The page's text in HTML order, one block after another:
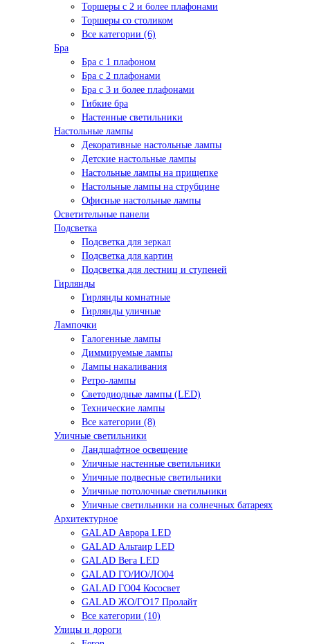
Торшеры с 2 и более плафонами
Торшеры со столиком
Все категории (6)
Бра
Бра с 1 плафоном
Бра с 2 плафонами
Бра с 3 и более плафонами
Гибкие бра
Настенные светильники
Настольные лампы
Декоративные настольные лампы
Детские настольные лампы
Настольные лампы на прищепке
Настольные лампы на струбцине
Офисные настольные лампы
Осветительные панели
Подсветка
Подсветка для зеркал
Подсветка для картин
Подсветка для лестниц и ступеней
Гирлянды
Гирлянды комнатные
Гирлянды уличные
Лампочки
Галогенные лампы
Диммируемые лампы
Лампы накаливания
Ретро-лампы
Светодиодные лампы (LED)
Технические лампы
Все категории (8)
Уличные светильники
Ландшафтное освещение
Уличные настенные светильники
Уличные подвесные светильники
Уличные потолочные светильники
Уличные светильники на солнечных батареях
Архитектурное
GALAD Аврора LED
GALAD Альтаир LED
GALAD Вега LED
GALAD ГО/ИО/ЛО04
GALAD ГО04 Кососвет
GALAD ЖО/ГО17 Пролайт
Все категории (10)
Улицы и дороги